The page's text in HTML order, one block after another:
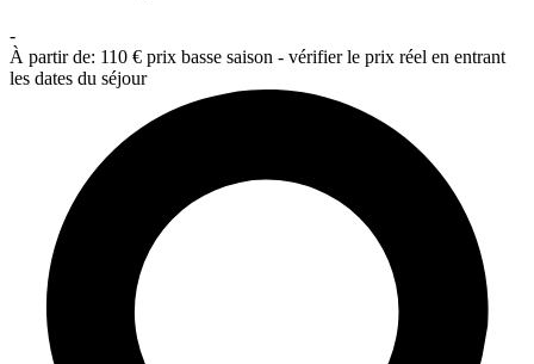
-
À partir de: 110 € prix basse saison - vérifier le prix réel en entrant
les dates du séjour